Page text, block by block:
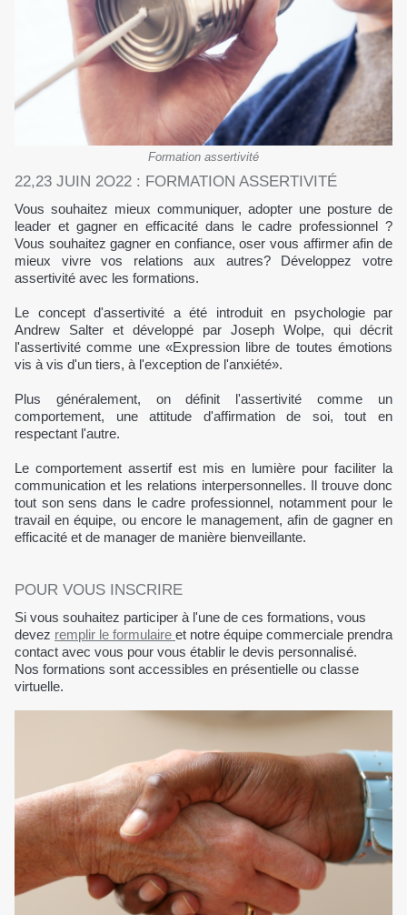
Formation assertivité
22,23 JUIN 2O22 : FORMATION ASSERTIVITÉ
Vous souhaitez mieux communiquer, adopter une posture de
leader et gagner en efficacité dans le cadre professionnel ?
Vous souhaitez gagner en confiance, oser vous affirmer afin de
mieux vivre vos relations aux autres? Développez votre
assertivité avec les formations.
Le concept d'assertivité a été introduit en psychologie par
Andrew Salter et développé par Joseph Wolpe, qui décrit
l'assertivité comme une «Expression libre de toutes émotions
vis à vis d'un tiers, à l'exception de l'anxiété».
Plus généralement, on définit l'assertivité comme un
comportement, une attitude d'affirmation de soi, tout en
respectant l'autre.
Le comportement assertif est mis en lumière pour faciliter la
communication et les relations interpersonnelles. Il trouve donc
tout son sens dans le cadre professionnel, notamment pour le
travail en équipe, ou encore le management, afin de gagner en
efficacité et de manager de manière bienveillante.
POUR VOUS INSCRIRE
Si vous souhaitez participer à l'une de ces formations, vous
devez remplir le formulaire et notre équipe commerciale prendra
contact avec vous pour vous établir le devis personnalisé.
Nos formations sont accessibles en présentielle ou classe
virtuelle.